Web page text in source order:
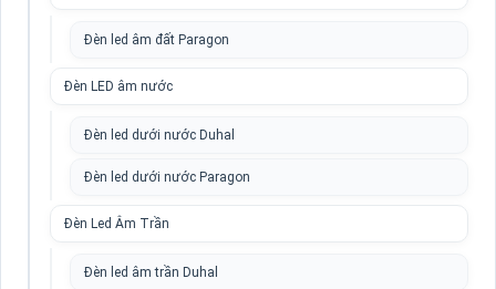
Đèn led âm đất Paragon
Đèn LED âm nước
Đèn led dưới nước Duhal
Đèn led dưới nước Paragon
Đèn Led Âm Trần
Đèn led âm trần Duhal